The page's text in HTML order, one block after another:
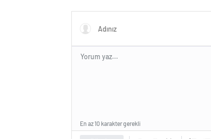
açıklıyor
En az 10 karakter gerekli